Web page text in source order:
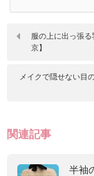
服の上に出っ張
京】
メイクで隠せない
関連記事
半袖